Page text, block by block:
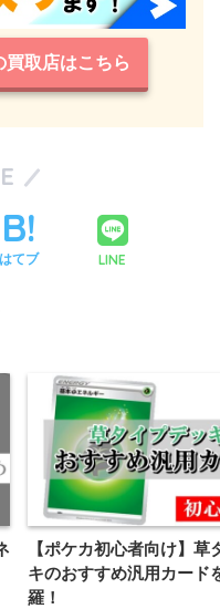
買取店はこちら
はてブ LINE
【ポケカ初心者向け】草
キのおすすめ汎用カード
羅！